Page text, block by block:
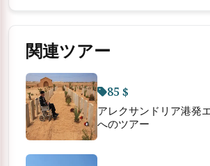
関連ツアー
85 $
アレクサンドリア港発
へのツアー